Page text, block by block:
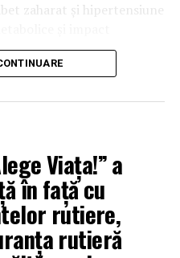
zaharat și hipertensiune
de piață din lume,
care trăiesc cu
lor „se poate preveni
mare cifră din toate
globală de 66%.
de a înțelege că, dincolo
biologică ce face
ajutor specializat.
Viața!” a
în față cu
rutiere,
rutieră